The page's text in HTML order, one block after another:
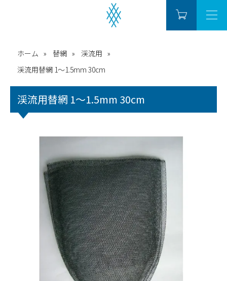
ホーム 替網
渓流用
渓流用替網 1～1.5mm 30cm
渓流用替網 1～1.5mm 30cm